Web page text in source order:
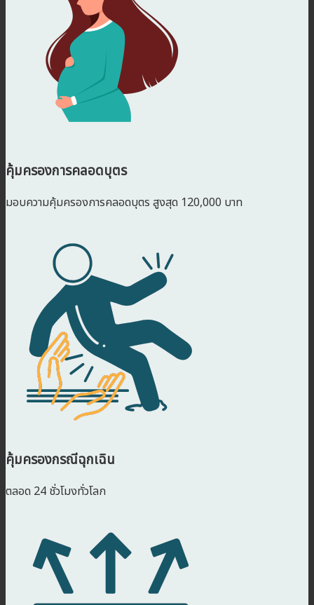
คุ้มครองการคลอดบุตร
มอบความคุ้มครองการคลอดบุตร สูงสุด 120,000 บาท
คุ้มครองกรณีฉุกเฉิน
ตลอด 24 ชั่วโมงทั่วโลก